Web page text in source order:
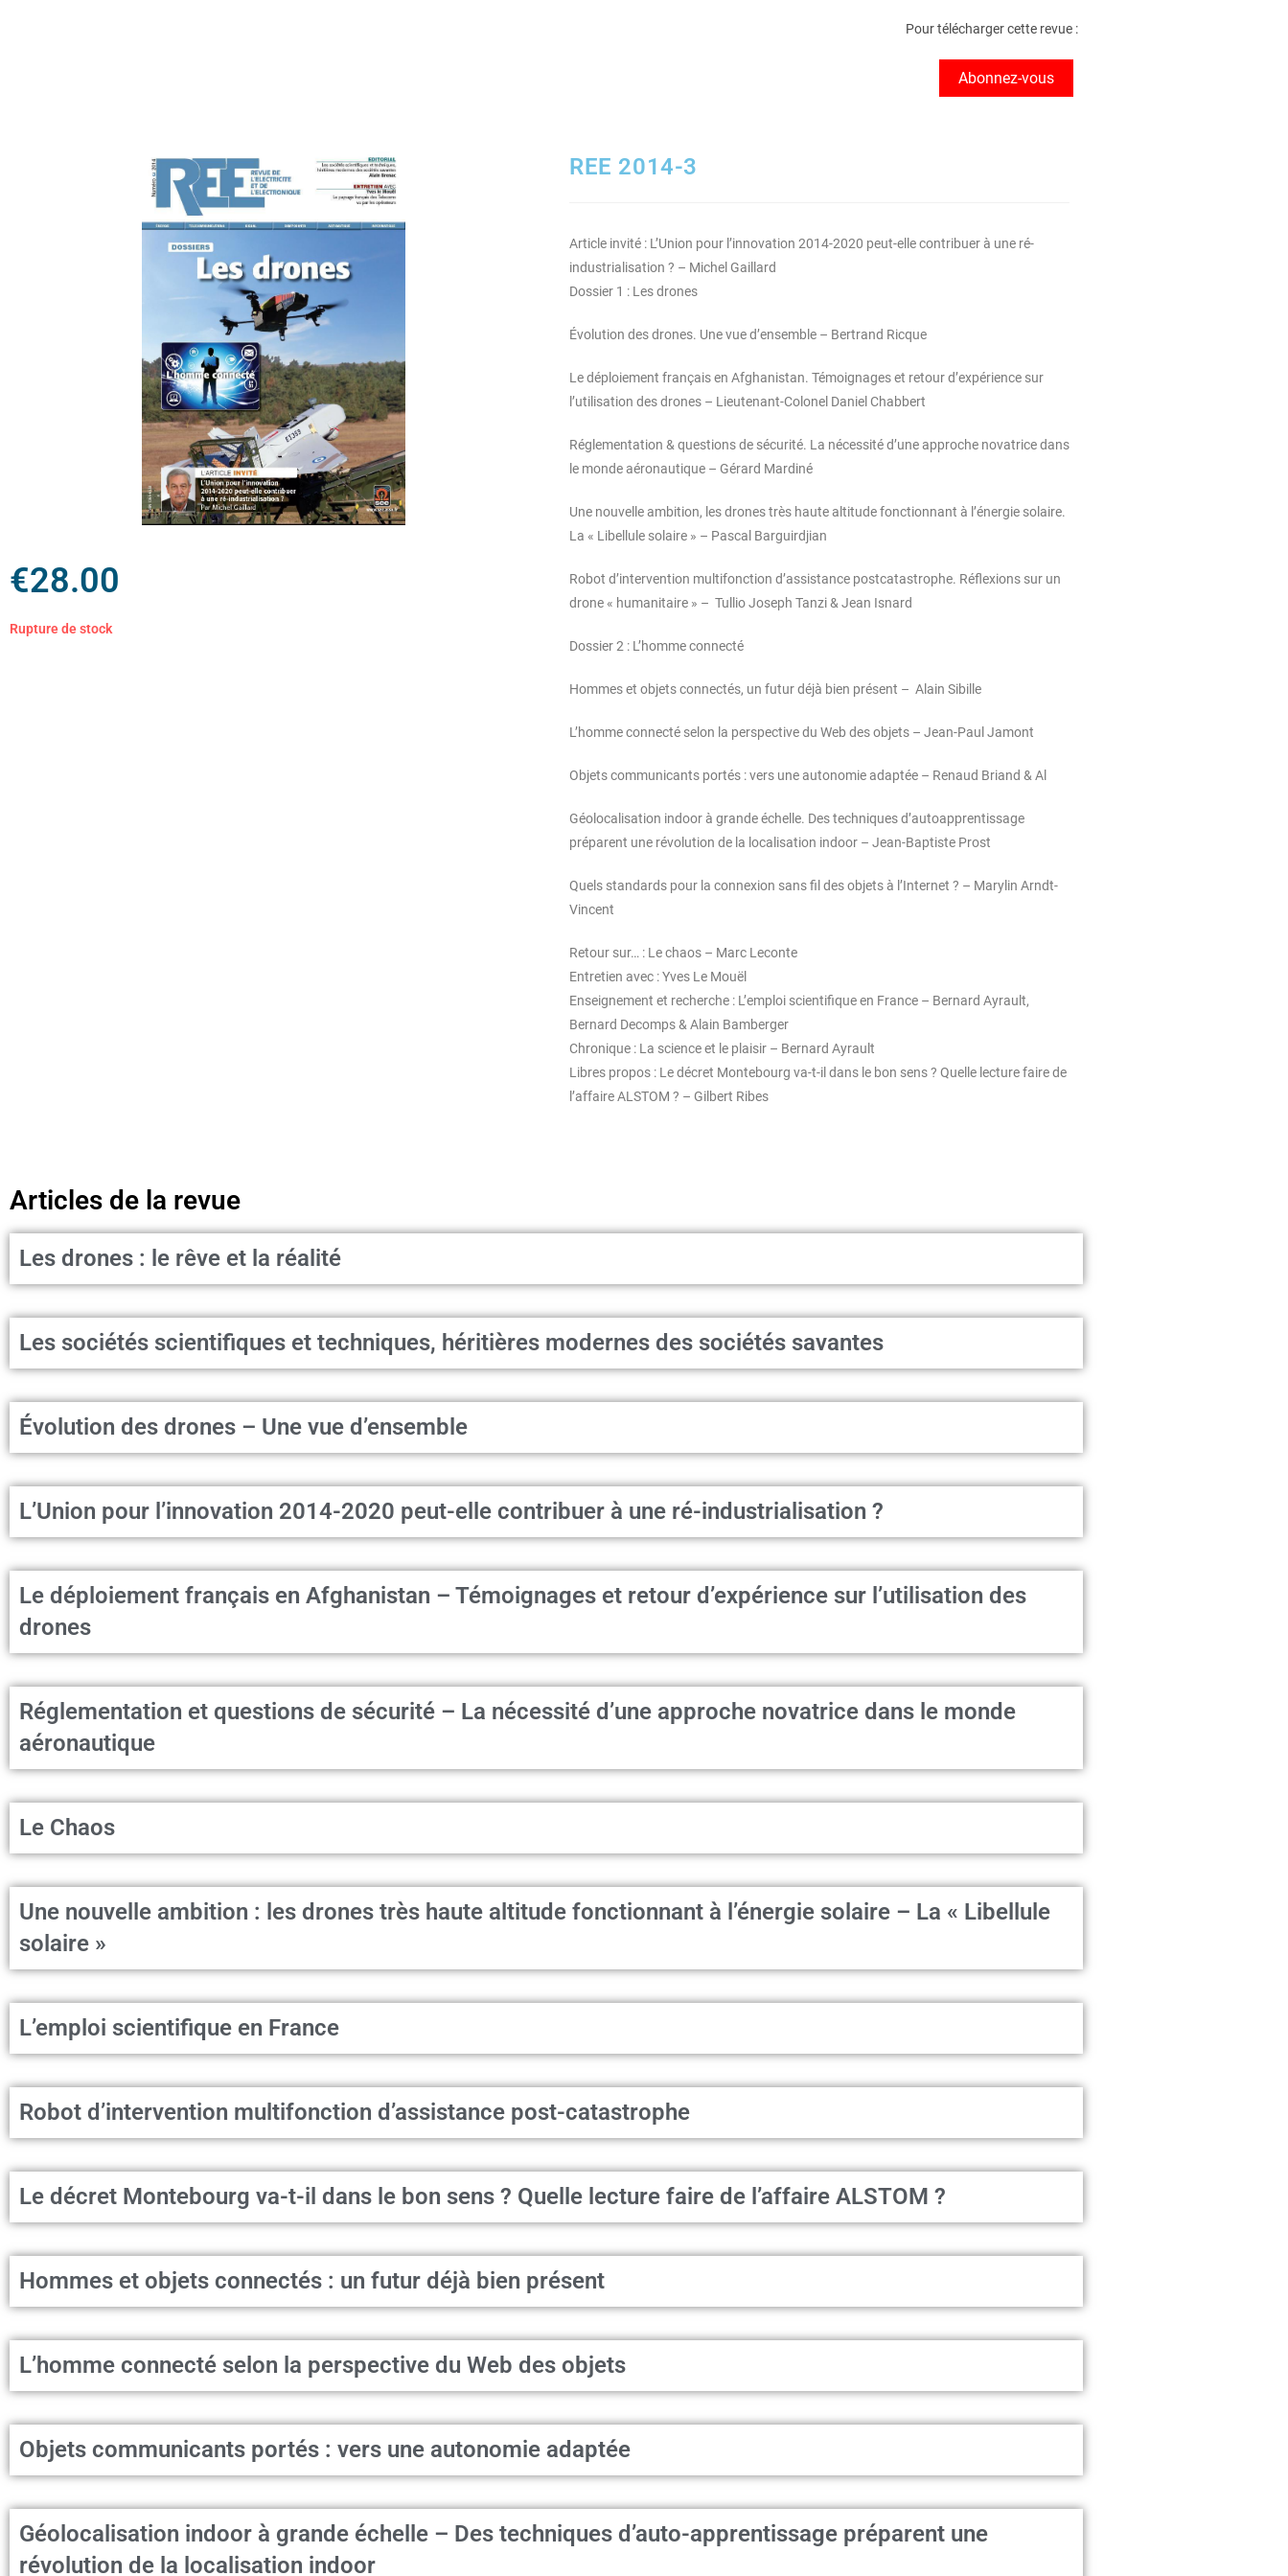
Pour télécharger cette revue :
Abonnez-vous
€28.00
Rupture de stock
REE 2014-3
Article invité : L’Union pour l’innovation 2014-2020 peut-elle contribuer à une ré-
industrialisation ? – Michel Gaillard
Dossier 1 : Les drones
Évolution des drones. Une vue d’ensemble – Bertrand Ricque
Le déploiement français en Afghanistan. Témoignages et retour d’expérience sur
l’utilisation des drones – Lieutenant-Colonel Daniel Chabbert
Réglementation & questions de sécurité. La nécessité d’une approche novatrice dans
le monde aéronautique – Gérard Mardiné
Une nouvelle ambition, les drones très haute altitude fonctionnant à l’énergie solaire.
La « Libellule solaire » – Pascal Barguirdjian
Robot d’intervention multifonction d’assistance postcatastrophe. Réflexions sur un
drone « humanitaire » – Tullio Joseph Tanzi & Jean Isnard
Dossier 2 : L’homme connecté
Hommes et objets connectés, un futur déjà bien présent – Alain Sibille
L’homme connecté selon la perspective du Web des objets – Jean-Paul Jamont
Objets communicants portés : vers une autonomie adaptée – Renaud Briand & Al
Géolocalisation indoor à grande échelle. Des techniques d’autoapprentissage
préparent une révolution de la localisation indoor – Jean-Baptiste Prost
Quels standards pour la connexion sans fil des objets à l’Internet ? – Marylin Arndt-
Vincent
Retour sur… : Le chaos – Marc Leconte
Entretien avec : Yves Le Mouël
Enseignement et recherche : L’emploi scientifique en France – Bernard Ayrault,
Bernard Decomps & Alain Bamberger
Chronique : La science et le plaisir – Bernard Ayrault
Libres propos : Le décret Montebourg va-t-il dans le bon sens ? Quelle lecture faire de
l’affaire ALSTOM ? – Gilbert Ribes
Articles de la revue
Les drones : le rêve et la réalité
Les sociétés scientifiques et techniques, héritières modernes des sociétés savantes
Évolution des drones – Une vue d’ensemble
L’Union pour l’innovation 2014-2020 peut-elle contribuer à une ré-industrialisation ?
Le déploiement français en Afghanistan – Témoignages et retour d’expérience sur l’utilisation des
drones
Réglementation et questions de sécurité – La nécessité d’une approche novatrice dans le monde
aéronautique
Le Chaos
Une nouvelle ambition : les drones très haute altitude fonctionnant à l’énergie solaire – La « Libellule
solaire »
L’emploi scientifique en France
Robot d’intervention multifonction d’assistance post-catastrophe
Le décret Montebourg va-t-il dans le bon sens ? Quelle lecture faire de l’affaire ALSTOM ?
Hommes et objets connectés : un futur déjà bien présent
L’homme connecté selon la perspective du Web des objets
Objets communicants portés : vers une autonomie adaptée
Géolocalisation indoor à grande échelle – Des techniques d’auto-apprentissage préparent une
révolution de la localisation indoor